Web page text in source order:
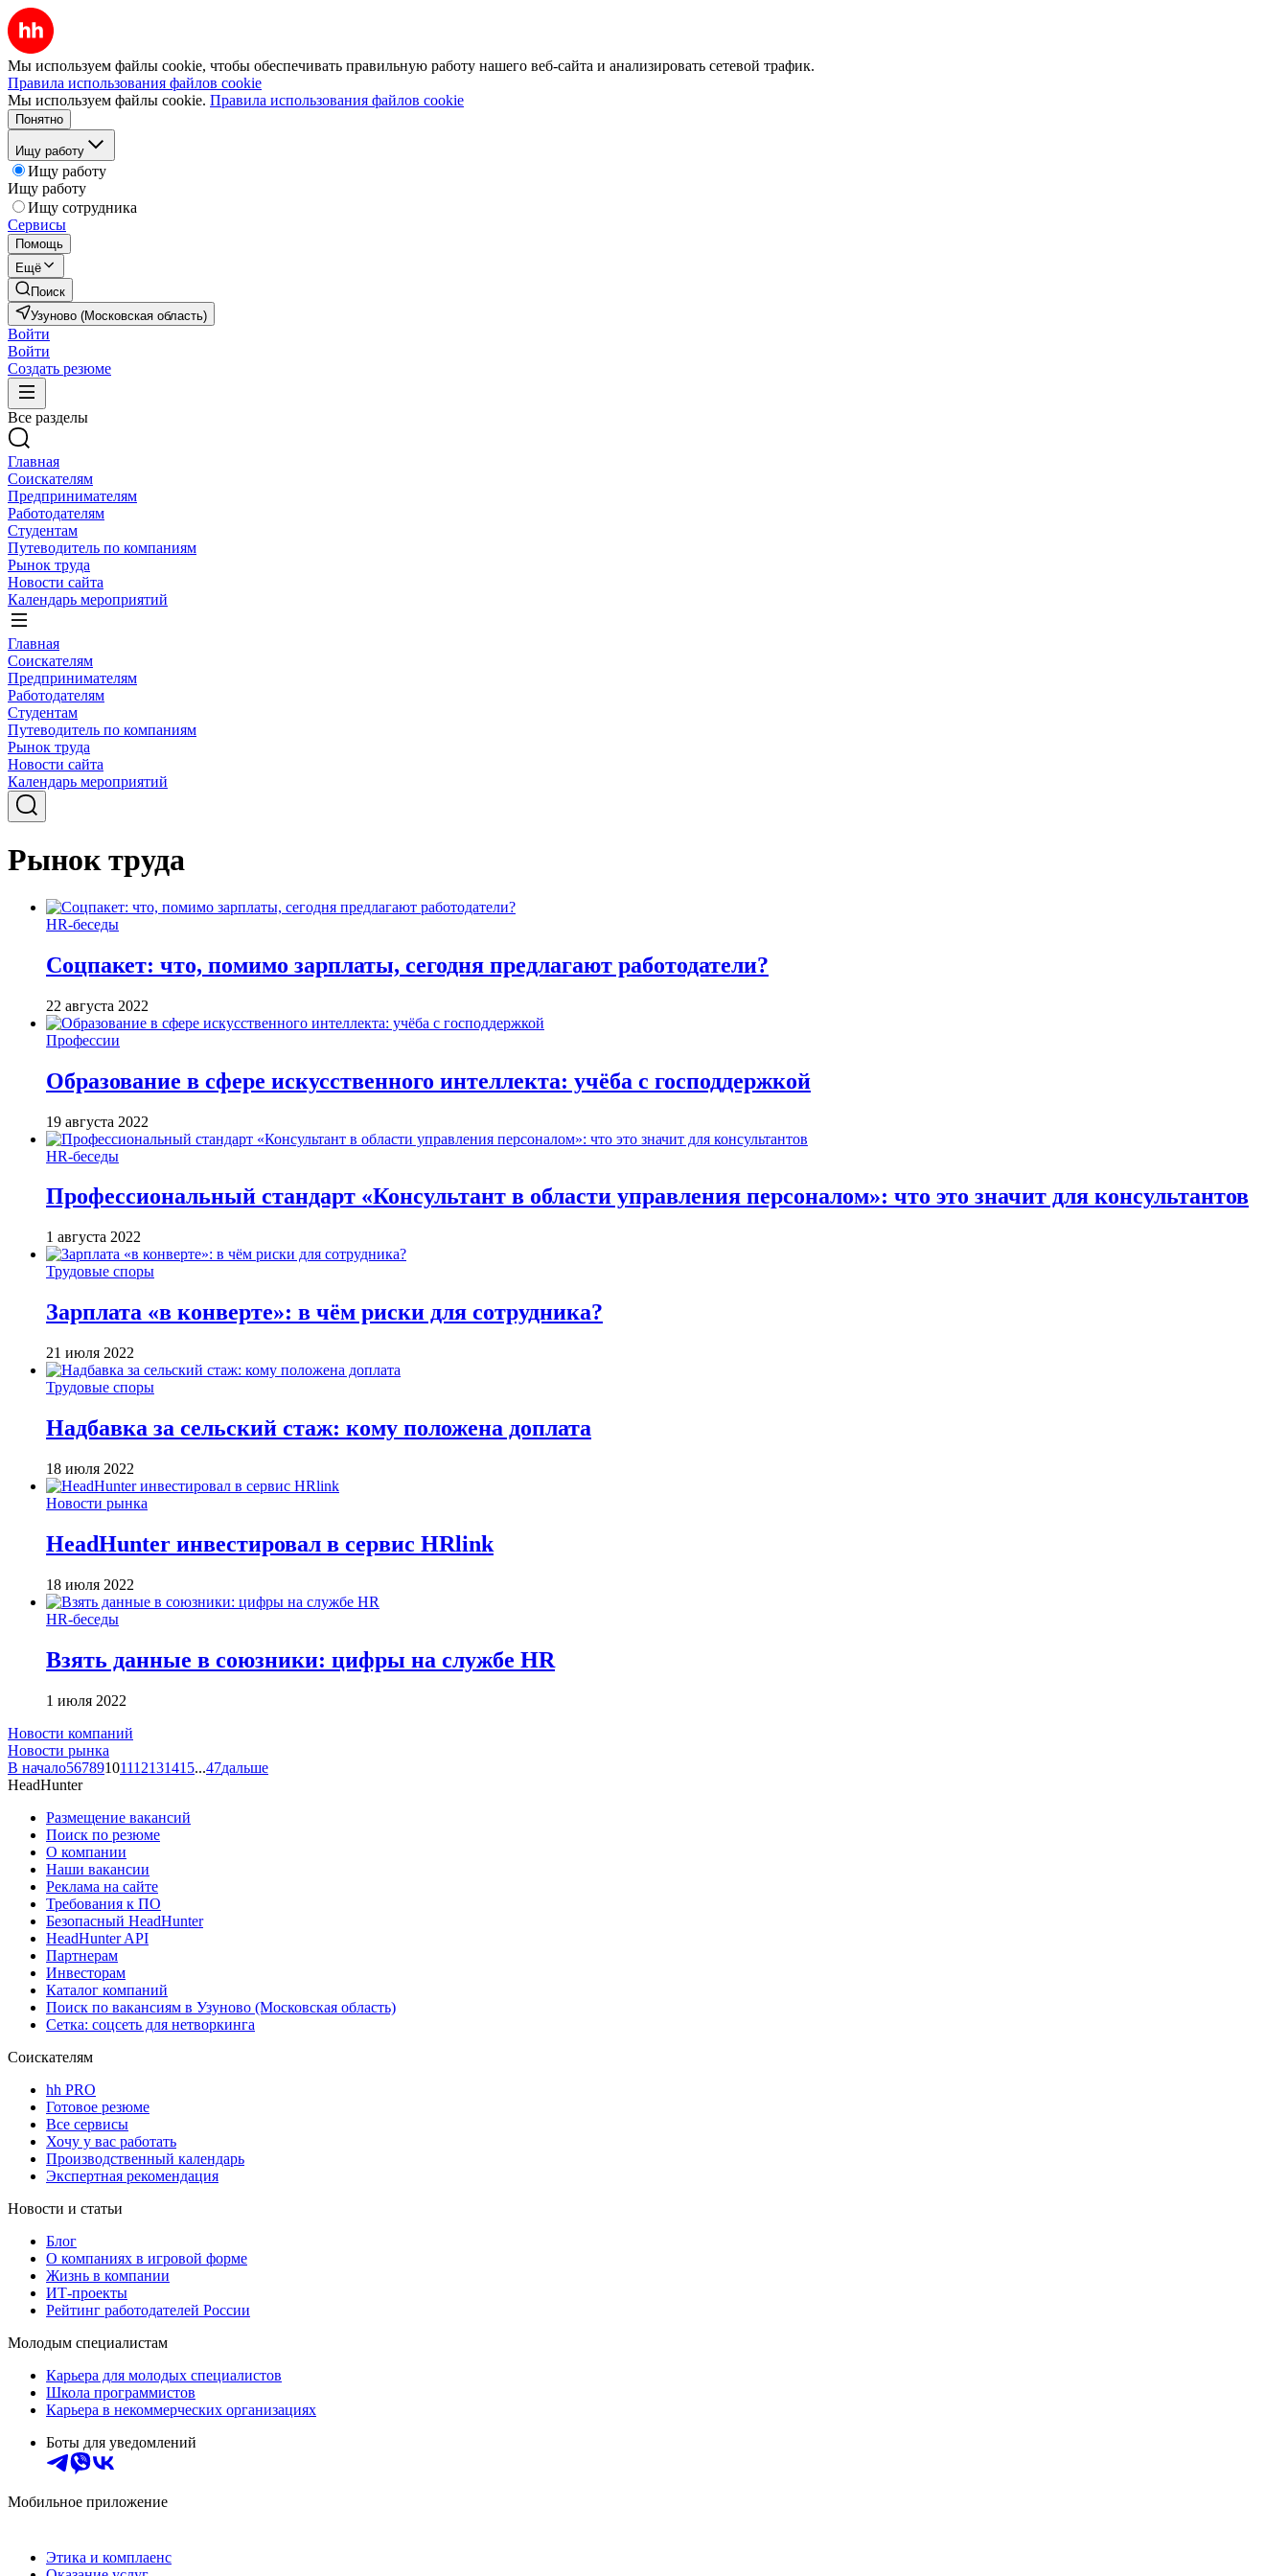
Мы используем файлы cookie, чтобы обеспечивать правильную работу нашего веб-сайта и анализировать сетевой трафик.
Правила использования файлов cookie
Мы используем файлы cookie. Правила использования файлов cookie
Понятно
Ищу работу
Ищу работу
Ищу работу
Ищу сотрудника
Сервисы
Помощь
Ещё
Поиск
Узуново (Московская область)
Войти
Войти
Создать резюме
Все разделы
Главная
Соискателям
Предпринимателям
Работодателям
Студентам
Путеводитель по компаниям
Рынок труда
Новости сайта
Календарь мероприятий
Главная
Соискателям
Предпринимателям
Работодателям
Студентам
Путеводитель по компаниям
Рынок труда
Новости сайта
Календарь мероприятий
Рынок труда
HR-беседы
Соцпакет: что, помимо зарплаты, сегодня предлагают работодатели?
22 августа 2022
Профессии
Образование в сфере искусственного интеллекта: учёба с господдержкой
19 августа 2022
HR-беседы
Профессиональный стандарт «Консультант в области управления персоналом»: что это значит для консультантов
1 августа 2022
Трудовые споры
Зарплата «в конверте»: в чём риски для сотрудника?
21 июля 2022
Трудовые споры
Надбавка за сельский стаж: кому положена доплата
18 июля 2022
Новости рынка
HeadHunter инвестировал в сервис HRlink
18 июля 2022
HR-беседы
Взять данные в союзники: цифры на службе HR
1 июля 2022
Новости компаний
Новости рынка
В начало56789101112131415...47дальше
HeadHunter
Размещение вакансий
Поиск по резюме
О компании
Наши вакансии
Реклама на сайте
Требования к ПО
Безопасный HeadHunter
HeadHunter API
Партнерам
Инвесторам
Каталог компаний
Поиск по вакансиям в Узуново (Московская область)
Сетка: соцсеть для нетворкинга
Соискателям
hh PRO
Готовое резюме
Все сервисы
Хочу у вас работать
Производственный календарь
Экспертная рекомендация
Новости и статьи
Блог
О компаниях в игровой форме
Жизнь в компании
ИТ-проекты
Рейтинг работодателей России
Молодым специалистам
Карьера для молодых специалистов
Школа программистов
Карьера в некоммерческих организациях
Боты для уведомлений
Мобильное приложение
Этика и комплаенс